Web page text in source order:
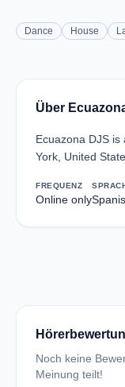
Dance House
Über
Ecuazona DJS
York, United
FREQUENZ
Online only
Noch keine
Meinung teilt!